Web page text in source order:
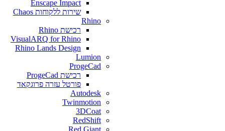
Enscape Impact
שירות ללקוחות Chaos
Rhino
רכישת Rhino
VisualARQ for Rhino
Rhino Lands Design
Lumion
ProgeCad
רכישת ProgeCad
פורטל עזרה פרוגקאד
Autodesk
Twinmotion
3DCoat
RedShift
Red Giant